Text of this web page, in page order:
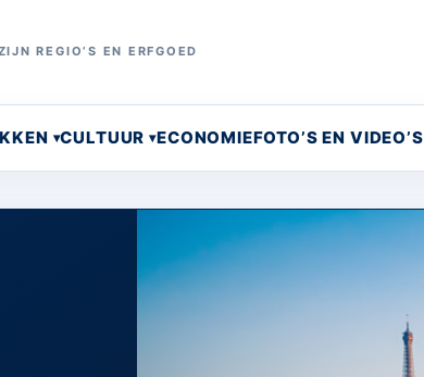
REGIO’S EN ERFGOED
CULTUUR ECONOMIEFOTO’S EN VIDEO’S